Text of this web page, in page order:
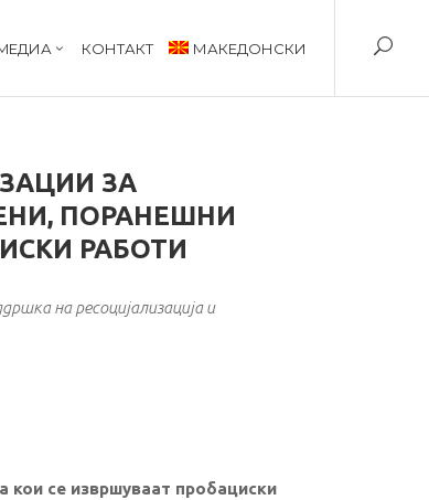
КОНТАКТ МАКЕДОНСКИ
ЗА
ПОРАНЕШНИ
РАБОТИ
на ресоцијализација и
кои се извршуваат пробациски